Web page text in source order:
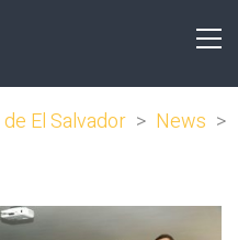
El Salvador > News >